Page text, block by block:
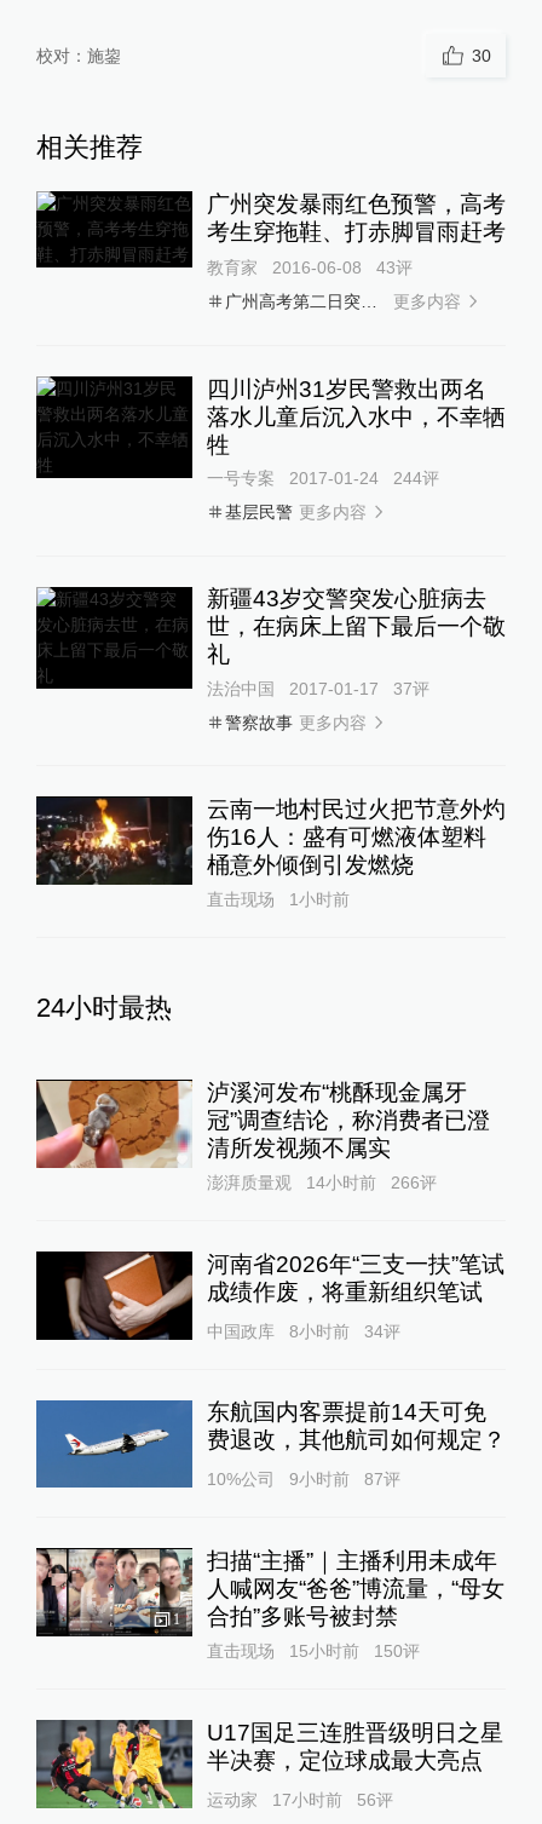
校对： 施鋆 30
相关推荐
广州突发暴雨红色预警，高考
考生穿拖鞋、打赤脚冒雨赶考
教育家 2016-06-08 43评
广州高考第二日突然暴雨
更多内容
四川泸州31岁民警救出两名
落水儿童后沉入水中，不幸牺
牲
一号专案 2017-01-24 244评
基层民警 更多内容
新疆43岁交警突发心脏病去
世，在病床上留下最后一个敬
礼
法治中国 2017-01-17 37评
警察故事 更多内容
云南一地村民过火把节意外灼
伤16人：盛有可燃液体塑料
桶意外倾倒引发燃烧
直击现场 1小时前
24小时最热
泸溪河发布“桃酥现金属牙
冠”调查结论，称消费者已澄
清所发视频不属实
澎湃质量观 14小时前 266评
河南省2026年“三支一扶”笔试
成绩作废，将重新组织笔试
中国政库 8小时前 34评
东航国内客票提前14天可免
费退改，其他航司如何规定？
10%公司 9小时前 87评
1
扫描“主播”｜主播利用未成年
人喊网友“爸爸”博流量，“母女
合拍”多账号被封禁
直击现场 15小时前 150评
U17国足三连胜晋级明日之星
半决赛，定位球成最大亮点
运动家 17小时前 56评